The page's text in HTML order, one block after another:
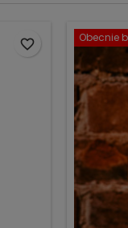
favorite_border Obecnie